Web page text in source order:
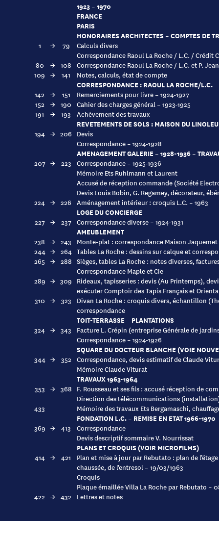
1923 – 1970
FRANCE
PARIS
HONORAIRES ARCHITECTES – COMPTES DE
1 → 79
Calculs divers
Correspondance Raoul La Roche / L.C. / Crédit
80
→ 108 Correspondance Raoul La Roche / L.C. et P.
109 → 141 Notes, calculs, état de compte
CORRESPONDANCE : RAOUL LA ROCHE/L.C.
142 → 151
Remerciements pour livre – 1924-1927
152
→ 190 Cahier des charges général – 1923-1925
191
→ 193 Achèvement des travaux
REVETEMENTS DE SOLS : MAISON DU
194 → 206 Devis
Correspondance – 1924-1928
AMENAGEMENT GALERIE – 1928-1936 –
207 → 223 Correspondance – 1925-1936
Mémoire Ets Ruhlmann et Laurent
Accusé de réception commande (Société
Devis Louis Bobin, G. Regamey, décorateur,
224 → 226 Aménagement intérieur : croquis L.C. – 1963
LOGE DU CONCIERGE
227 → 237 Correspondance diverse – 1924-1931
AMEUBLEMENT
238 → 243
Monte-plat : correspondance Maison Jaquemet
244 → 264 Tables La Roche : dessins sur calque et
265 → 288 Sièges, tables La Roche : notes diverses,
Correspondance Maple et Cie
289 → 309 Rideaux, tapisseries : devis (Au Printemps),
exécuter Comptoir des Tapis Français et
310 → 323
Divan La Roche : croquis divers, échantillon
correspondance
TOIT-TERRASSE – PLANTATIONS
324 → 343
Facture L. Crépin (entreprise Générale de
Correspondance – 1924-1926
SQUARE DU DOCTEUR BLANCHE (VOIE
344 → 352 Correspondance, devis estimatif de Claude
Mémoire Claude Viturat
TRAVAUX 1963-1964
353 → 368 F. Rousseau et ses fils : accusé réception de
Direction des télécommunications
433
Mémoire des travaux Ets Bergamaschi,
FONDATION L.C. – REMISE EN ETAT 1966-1970
369 → 413
Correspondance
Devis descriptif sommaire V. Nourrissat
PLANS ET CROQUIS (VOIR MICROFILMS)
414 → 421
Plan et mise à jour par Rebutato : plan de
chaussée, de l’entresol – 19/03/1963
Croquis
Plaque émaillée Villa La Roche par Rebutato –
422 → 432 Lettres et notes